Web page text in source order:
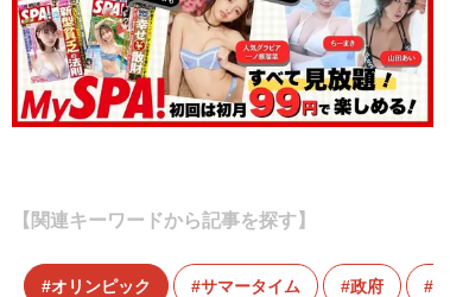
【関連キーワードから記事を探す】
オリンピック サマータイム 政府